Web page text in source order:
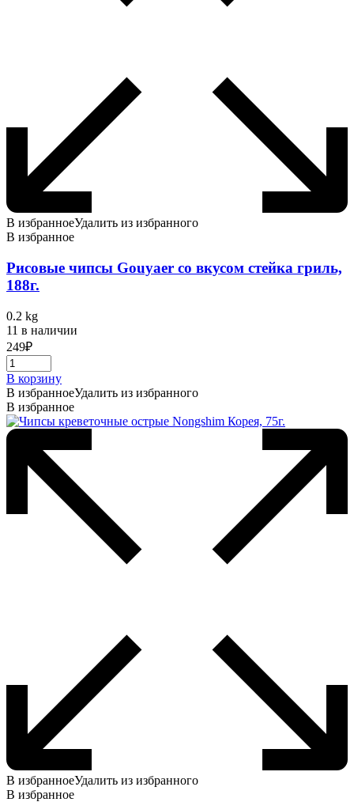
В избранноеУдалить из избранного
В избранное
Рисовые чипсы Gouyaer со вкусом стейка гриль,
188г.
0.2 kg
11 в наличии
249₽
В корзину
В избранноеУдалить из избранного
В избранное
В избранноеУдалить из избранного
В избранное